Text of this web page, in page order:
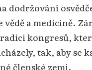
dodržování
vědě a medicíně.
kongresů,
tak, aby se
členské zemi.